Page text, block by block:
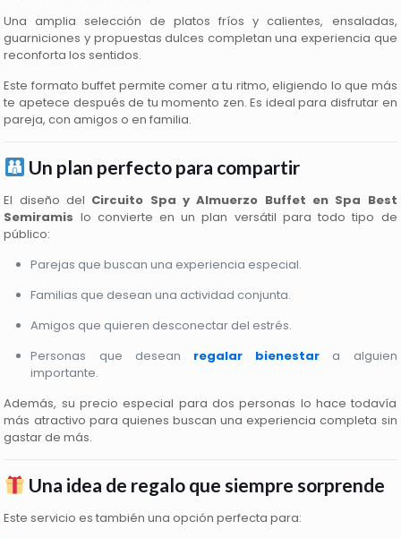
Una amplia selección de platos fríos y calientes, ensaladas,
guarniciones y propuestas dulces completan una experiencia que
reconforta los sentidos.
Este formato buffet permite comer a tu ritmo, eligiendo lo que más
te apetece después de tu momento zen. Es ideal para disfrutar en
pareja, con amigos o en familia.
Un plan perfecto para compartir
El diseño del Circuito Spa y Almuerzo Buffet en Spa Best
Semiramis lo convierte en un plan versátil para todo tipo de
público:
Parejas que buscan una experiencia especial.
Familias que desean una actividad conjunta.
Amigos que quieren desconectar del estrés.
Personas que desean regalar bienestar a alguien
importante.
Además, su precio especial para dos personas lo hace todavía
más atractivo para quienes buscan una experiencia completa sin
gastar de más.
Una idea de regalo que siempre sorprende
Este servicio es también una opción perfecta para: